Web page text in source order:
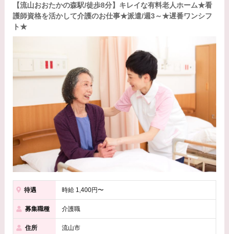
【流山おおたかの森駅/徒歩8分】キレイな有料老人ホーム★看
護師資格を活かして介護のお仕事★派遣/週3～★遅番ワンシフ
ト★
待遇 時給 1,400円〜
募集職種 介護職
住所 流山市